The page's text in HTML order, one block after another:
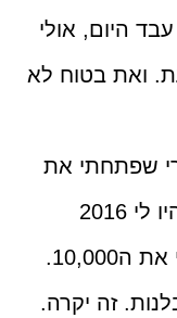
היום, אולי
ואת בטוח לא
את
הדף, בתחילת ינואר 2016 היו לי 2016
זה יקרה.